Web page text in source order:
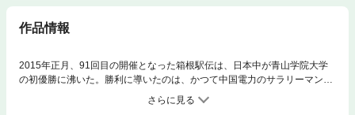
作品情報
2015年正月、91回目の開催となった箱根駅伝は、日本中が青山学院大学
の初優勝に沸いた。勝利に導いたのは、かつて中国電力のサラリーマン時
代、「伝説の営業マン」と呼ばれた原晋監督である。わずか8年前までは
箱根駅伝に出場することさえできなかった青学陸上部の躍進の秘密は、そ